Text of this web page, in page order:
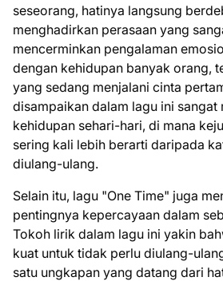
seseorang, hatinya langsung
menghadirkan perasaan yang
mencerminkan pengalaman
dengan kehidupan banyak orang,
yang sedang menjalani cinta
disampaikan dalam lagu ini sangat
kehidupan sehari-hari, di mana
sering kali lebih berarti daripada
diulang-ulang.
Selain itu, lagu "One Time" juga
pentingnya kepercayaan dalam
Tokoh lirik dalam lagu ini yakin
kuat untuk tidak perlu diulang-
satu ungkapan yang datang dari